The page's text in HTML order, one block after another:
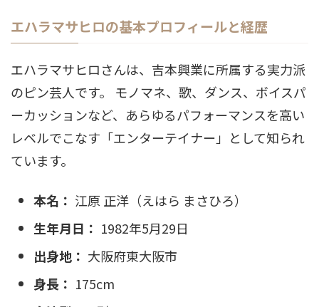
エハラマサヒロの基本プロフィールと経歴
エハラマサヒロさんは、吉本興業に所属する実力派
のピン芸人です。 モノマネ、歌、ダンス、ボイスパ
ーカッションなど、あらゆるパフォーマンスを高い
レベルでこなす「エンターテイナー」として知られ
ています。
本名： 江原 正洋（えはら まさひろ）
生年月日： 1982年5月29日
出身地： 大阪府東大阪市
身長： 175cm